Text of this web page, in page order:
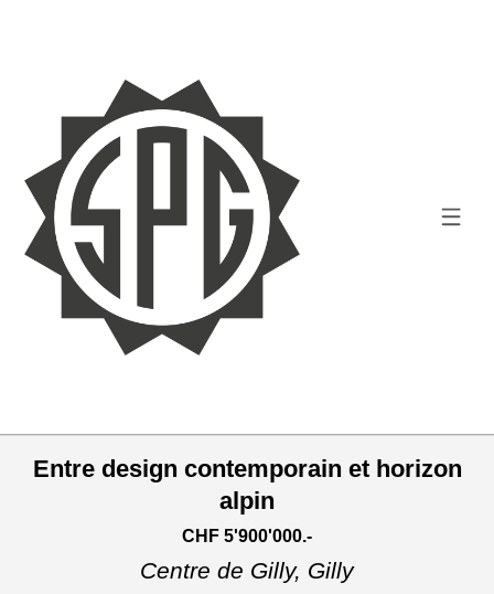
Entre design contemporain et horizon
alpin
CHF 5'900'000.-
Centre de Gilly, Gilly